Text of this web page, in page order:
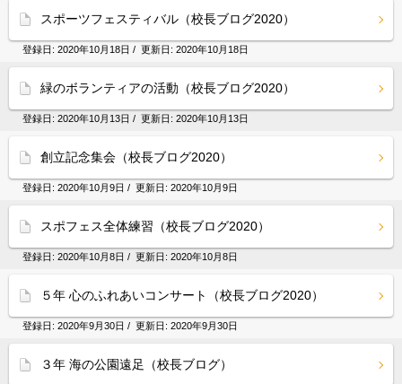
スポーツフェスティバル（校長ブログ2020）
登録日: 2020年10月18日 / 更新日: 2020年10月18日
緑のボランティアの活動（校長ブログ2020）
登録日: 2020年10月13日 / 更新日: 2020年10月13日
創立記念集会（校長ブログ2020）
登録日: 2020年10月9日 / 更新日: 2020年10月9日
スポフェス全体練習（校長ブログ2020）
登録日: 2020年10月8日 / 更新日: 2020年10月8日
５年 心のふれあいコンサート（校長ブログ2020）
登録日: 2020年9月30日 / 更新日: 2020年9月30日
３年 海の公園遠足（校長ブログ）